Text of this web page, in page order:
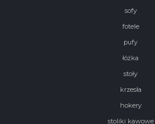
sofy
fotele
pufy
łóżka
stoły
krzesła
hokery
stoliki kawowe